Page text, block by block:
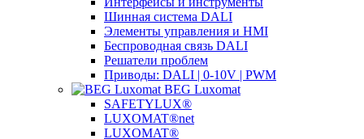
Шинная система DALI
Элементы управления и HMI
Беспроводная связь DALI
Решатели проблем
Приводы: DALI | 0-10V | PWM
BEG Luxomat
SAFETYLUX®
LUXOMAT®net
LUXOMAT®